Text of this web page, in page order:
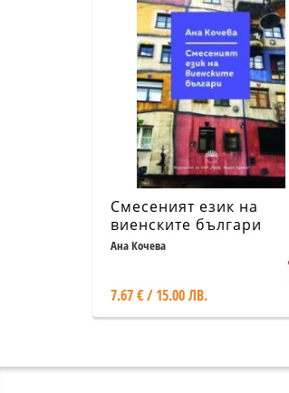
Смесеният език на
виенските българи
Ана Кочева
7.67 € / 15.00 ЛВ.